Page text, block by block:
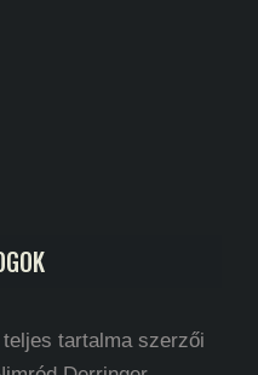
tartalma szerzői